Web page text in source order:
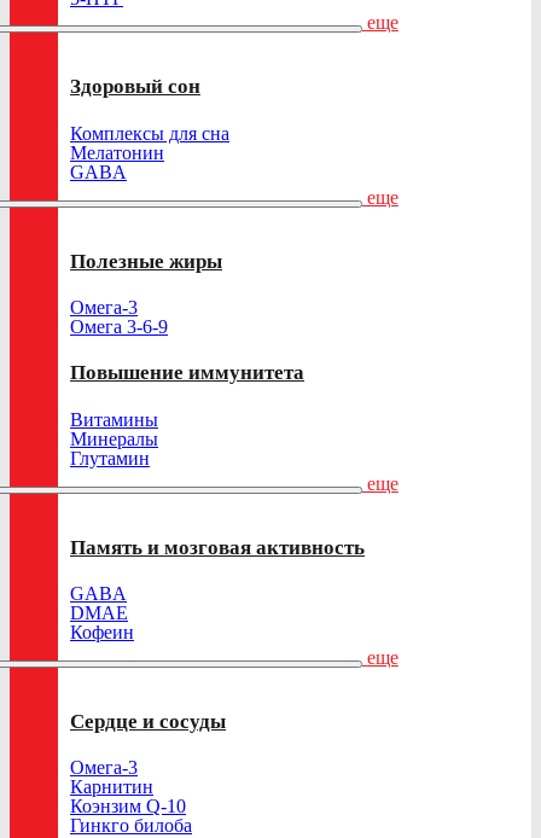
еще
Здоровый сон
Комплексы для сна
Мелатонин
GABA
еще
Полезные жиры
Омега-3
Омега 3-6-9
Повышение иммунитета
Витамины
Минералы
Глутамин
еще
Память и мозговая активность
GABA
DMAE
Кофеин
еще
Сердце и сосуды
Омега-3
Карнитин
Коэнзим Q-10
Гинкго билоба